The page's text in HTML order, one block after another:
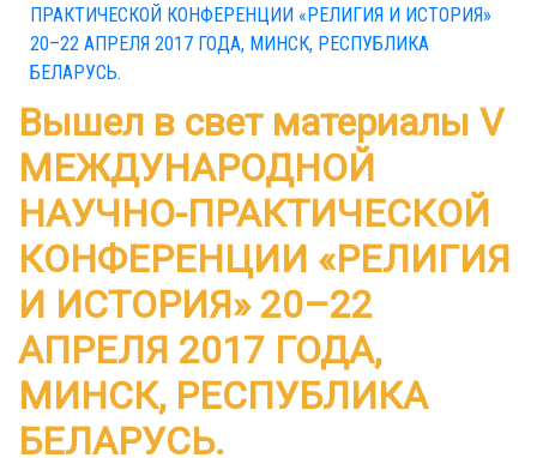
Вышел в свет материалы V
МЕЖДУНАРОДНОЙ
НАУЧНО-ПРАКТИЧЕСКОЙ
КОНФЕРЕНЦИИ «РЕЛИГИЯ
И ИСТОРИЯ» 20–22
АПРЕЛЯ 2017 ГОДА,
МИНСК, РЕСПУБЛИКА
БЕЛАРУСЬ.